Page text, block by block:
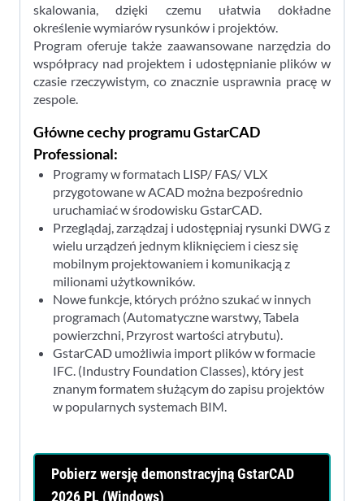
skalowania, dzięki czemu ułatwia dokładne
określenie wymiarów rysunków i projektów.
Program oferuje także zaawansowane narzędzia do
współpracy nad projektem i udostępnianie plików w
czasie rzeczywistym, co znacznie usprawnia pracę w
zespole.
Główne cechy programu GstarCAD
Professional:
Programy w formatach LISP/ FAS/ VLX
przygotowane w ACAD można bezpośrednio
uruchamiać w środowisku GstarCAD.
Przeglądaj, zarządzaj i udostępniaj rysunki DWG z
wielu urządzeń jednym kliknięciem i ciesz się
mobilnym projektowaniem i komunikacją z
milionami użytkowników.
Nowe funkcje, których próżno szukać w innych
programach (Automatyczne warstwy, Tabela
powierzchni, Przyrost wartości atrybutu).
GstarCAD umożliwia import plików w formacie
IFC. (Industry Foundation Classes), który jest
znanym formatem służącym do zapisu projektów
w popularnych systemach BIM.
Pobierz wersję demonstracyjną GstarCAD
2026 PL (Windows)